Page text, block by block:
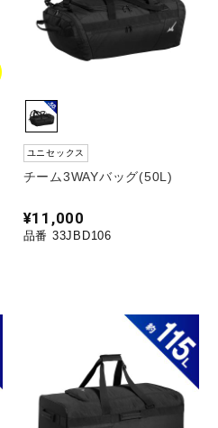
ユニセックス
チーム3WAYバッグ(50L)
¥11,000
品番 33JBD106